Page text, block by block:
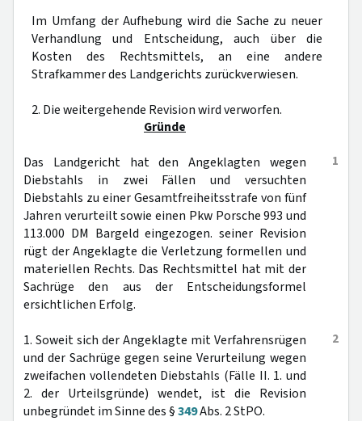
Im Umfang der Aufhebung wird die Sache zu neuer
Verhandlung und Entscheidung, auch über die
Kosten des Rechtsmittels, an eine andere
Strafkammer des Landgerichts zurückverwiesen.
2. Die weitergehende Revision wird verworfen.
Gründe
1
Das Landgericht hat den Angeklagten wegen
Diebstahls in zwei Fällen und versuchten
Diebstahls zu einer Gesamtfreiheitsstrafe von fünf
Jahren verurteilt sowie einen Pkw Porsche 993 und
113.000 DM Bargeld eingezogen. seiner Revision
rügt der Angeklagte die Verletzung formellen und
materiellen Rechts. Das Rechtsmittel hat mit der
Sachrüge den aus der Entscheidungsformel
ersichtlichen Erfolg.
2
1. Soweit sich der Angeklagte mit Verfahrensrügen
und der Sachrüge gegen seine Verurteilung wegen
zweifachen vollendeten Diebstahls (Fälle II. 1. und
2. der Urteilsgründe) wendet, ist die Revision
unbegründet im Sinne des §349Abs. 2 StPO.